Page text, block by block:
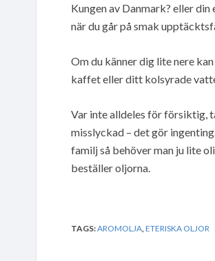
Kungen av Danmark? eller
när du går på smak
Om du känner dig lite nere
kaffet eller ditt kolsyrade
Var inte alldeles för försiktig,
misslyckad – det gör
familj så behöver man ju lite
beställer oljorna.
TAGS:AROMOLJA ETERISKA OLJOR